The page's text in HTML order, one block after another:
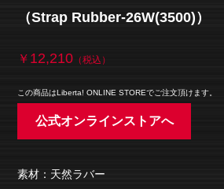
（Strap Rubber-26W(3500)）
￥ 12,210 （税込）
この商品はLiberta! ONLINE STOREでご注文頂けます。
公式オンラインストアへ
素材：天然ラバー